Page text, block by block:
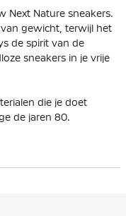
Next Nature sneakers.
gewicht, terwijl het
de spirit van de
sneakers in je vrije
die je doet
de jaren 80.
kraag die er strak